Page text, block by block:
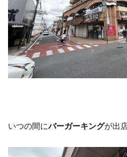
いつの間にバーガーキングが出